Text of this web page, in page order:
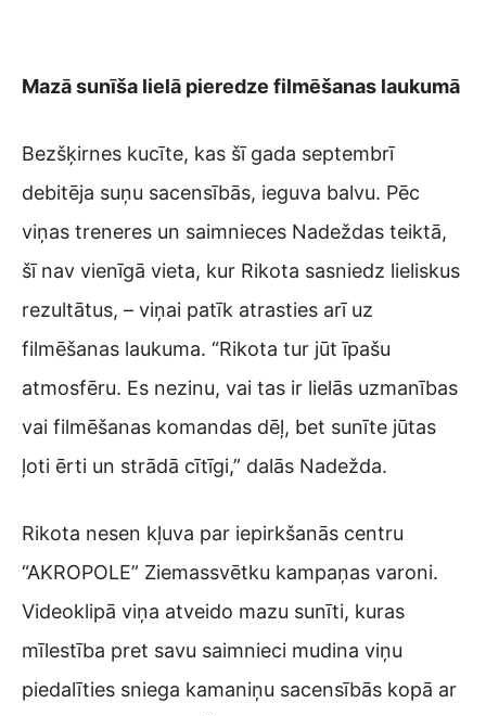
Mazā sunīša lielā pieredze filmēšanas laukumā
Bezšķirnes kucīte, kas šī gada septembrī
debitēja suņu sacensībās, ieguva balvu. Pēc
viņas treneres un saimnieces Nadeždas teiktā,
šī nav vienīgā vieta, kur Rikota sasniedz lieliskus
rezultātus, – viņai patīk atrasties arī uz
filmēšanas laukuma. “Rikota tur jūt īpašu
atmosfēru. Es nezinu, vai tas ir lielās uzmanības
vai filmēšanas komandas dēļ, bet sunīte jūtas
ļoti ērti un strādā cītīgi,” dalās Nadežda.
Rikota nesen kļuva par iepirkšanās centru
“AKROPOLE” Ziemassvētku kampaņas varoni.
Videoklipā viņa atveido mazu sunīti, kuras
mīlestība pret savu saimnieci mudina viņu
piedalīties sniega kamaniņu sacensībās kopā ar